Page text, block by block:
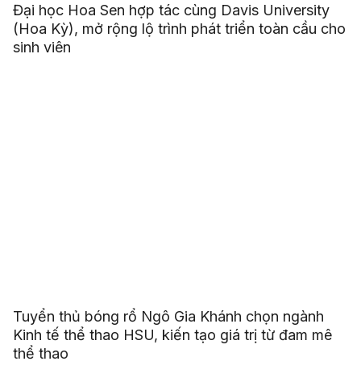
Đại học Hoa Sen hợp tác cùng Davis University
(Hoa Kỳ), mở rộng lộ trình phát triển toàn cầu cho
sinh viên
Tuyển thủ bóng rổ Ngô Gia Khánh chọn ngành
Kinh tế thể thao HSU, kiến tạo giá trị từ đam mê
thể thao